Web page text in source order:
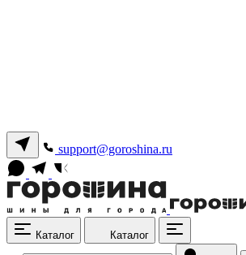
support@goroshina.ru
Каталог Каталог